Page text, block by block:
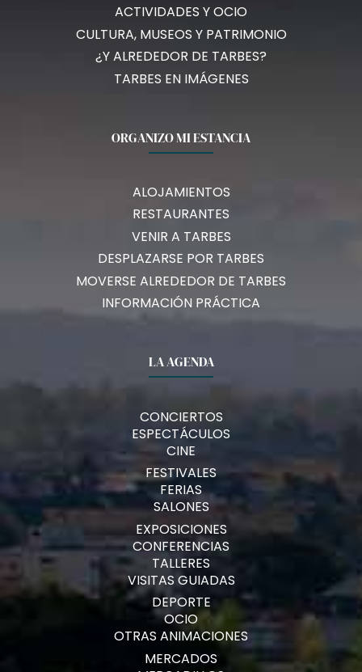
ACTIVIDADES Y OCIO
CULTURA, MUSEOS Y PATRIMONIO
¿Y ALREDEDOR DE TARBES?
TARBES EN IMÁGENES
ORGANIZO MI ESTANCIA
ALOJAMIENTOS
RESTAURANTES
VENIR A TARBES
DESPLAZARSE POR TARBES
MOVERSE ALREDEDOR DE TARBES
INFORMACIÓN PRÁCTICA
LA AGENDA
CONCIERTOS
ESPECTÁCULOS
CINE
FESTIVALES
FERIAS
SALONES
EXPOSICIONES
CONFERENCIAS
TALLERES
VISITAS GUIADAS
DEPORTE
OCIO
OTRAS ANIMACIONES
MERCADOS